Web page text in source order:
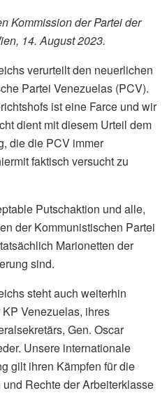
Kommission der Partei der
14. August 2023.
verurteilt den neuerlichen
Partei Venezuelas (PCV).
ist eine Farce und wir
dient mit diesem Urteil dem
die die PCV immer
faktisch versucht zu
Putschaktion und alle,
der Kommunistischen Partei
Marionetten der
sind.
steht auch weiterhin
Venezuelas, ihres
Gen. Oscar
Unsere internationale
gilt ihren Kämpfen für die
Rechte der Arbeiterklasse